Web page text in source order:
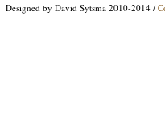
Designed by David Sytsma 2010-2014 /